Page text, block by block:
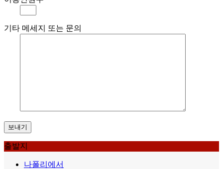
기타 메세지 또는 문의
출발지
나폴리에서